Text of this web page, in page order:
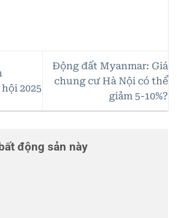
2025
Động đất Myanmar: Giá
chung cư Hà Nội có thể
giảm 5-10%?
động sản này